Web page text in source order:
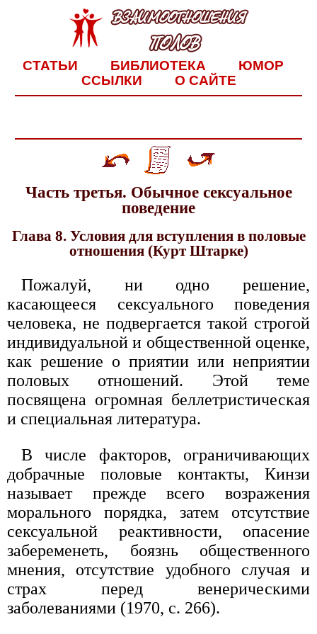
СТАТЬИ БИБЛИОТЕКА
ЮМОР
ССЫЛКИ
О САЙТЕ
Часть третья. Обычное сексуальное
поведение
Глава 8. Условия для вступления в половые
отношения (Курт Штарке)
Пожалуй, ни одно решение,
касающееся сексуального поведения
человека, не подвергается такой строгой
индивидуальной и общественной оценке,
как решение о приятии или неприятии
половых отношений. Этой теме
посвящена огромная беллетристическая
и специальная литература.
В числе факторов, ограничивающих
добрачные половые контакты, Кинзи
называет прежде всего возражения
морального порядка, затем отсутствие
сексуальной реактивности, опасение
забеременеть, боязнь общественного
мнения, отсутствие удобного случая и
страх перед венерическими
заболеваниями (1970, с. 266).